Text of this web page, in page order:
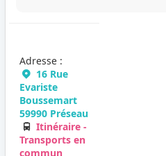
Adresse :
16 Rue
Evariste
Boussemart
59990 Préseau
Itinéraire -
Transports en
commun